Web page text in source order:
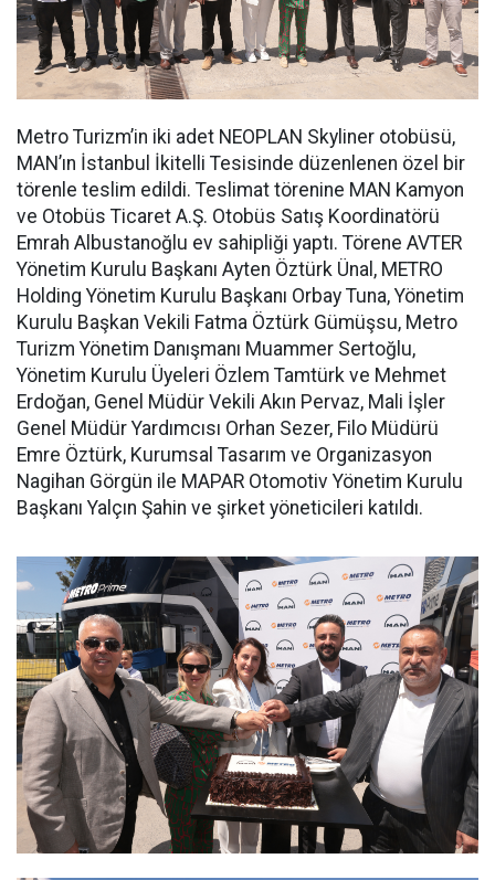
Metro Turizm’in iki adet NEOPLAN Skyliner otobüsü,
MAN’ın İstanbul İkitelli Tesisinde düzenlenen özel bir
törenle teslim edildi. Teslimat törenine MAN Kamyon
ve Otobüs Ticaret A.Ş. Otobüs Satış Koordinatörü
Emrah Albustanoğlu ev sahipliği yaptı. Törene AVTER
Yönetim Kurulu Başkanı Ayten Öztürk Ünal, METRO
Holding Yönetim Kurulu Başkanı Orbay Tuna, Yönetim
Kurulu Başkan Vekili Fatma Öztürk Gümüşsu, Metro
Turizm Yönetim Danışmanı Muammer Sertoğlu,
Yönetim Kurulu Üyeleri Özlem Tamtürk ve Mehmet
Erdoğan, Genel Müdür Vekili Akın Pervaz, Mali İşler
Genel Müdür Yardımcısı Orhan Sezer, Filo Müdürü
Emre Öztürk, Kurumsal Tasarım ve Organizasyon
Nagihan Görgün ile MAPAR Otomotiv Yönetim Kurulu
Başkanı Yalçın Şahin ve şirket yöneticileri katıldı.